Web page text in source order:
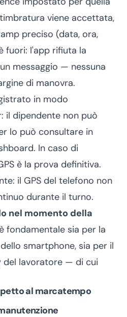
viene accettata,
preciso (data, ora,
fuori: l'app rifiuta la
messaggio — nessuna
di manovra.
in modo
il dipendente non può
lo può consultare in
In caso di
è la prova definitiva.
il GPS del telefono non
durante il turno.
nel momento della
fondamentale sia per la
smartphone, sia per il
del lavoratore — di cui
al marcatempo